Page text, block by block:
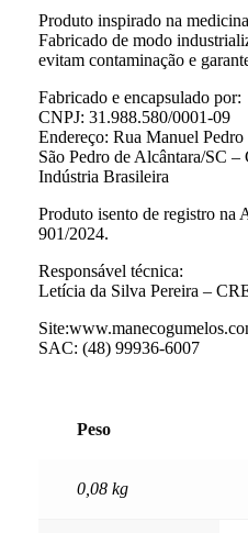
Produto inspirado na
Fabricado de modo
evitam contaminação e
Fabricado e encapsulado por:
CNPJ: 31.988.580/0001-09
Endereço: Rua Manuel
São Pedro de Alcântara/SC –
Indústria Brasileira
Produto isento de registro na
901/2024.
Responsável técnica:
Letícia da Silva Pereira –
SAC: (48) 99936-6007
Peso
0,08 kg